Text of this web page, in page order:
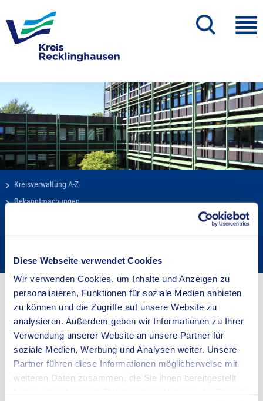
Diese Webseite verwendet Cookies
Wir verwenden Cookies, um Inhalte und Anzeigen zu
personalisieren, Funktionen für soziale Medien anbieten
zu können und die Zugriffe auf unsere Website zu
analysieren. Außerdem geben wir Informationen zu Ihrer
Verwendung unserer Website an unsere Partner für
soziale Medien, Werbung und Analysen weiter. Unsere
Partner führen diese Informationen möglicherweise mit
weiteren Daten zusammen, die Sie ihnen bereitgestellt
Kreisverwaltung A-Z
Bekanntmachungen
Karriere beim Kreis
Startseite Buergerservice Bürgerservice
Umkennzeichnung, z.B. von RE auf CAS
Wenn Sie das Kennzeichen Ihres Fahrzeuges wechseln möchen, benötigen
Sie zur Antragstellung:
die Zulassungsbescheinigung Teil I oder den Fahrzeugschein